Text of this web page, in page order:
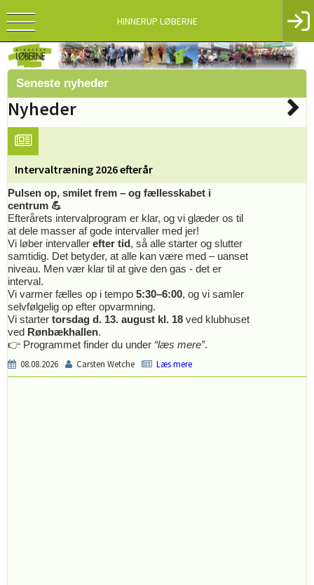
HINNERUP LØBERNE
Seneste nyheder